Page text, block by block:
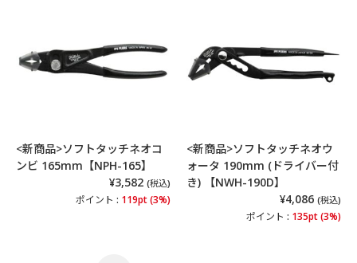
<新商品>ソフトタッチネオコ
ンビ 165mm【NPH-165】
¥3,582 (税込)
ポイント : 119pt (3%)
<新商品>ソフトタッチネオウ
ォータ 190mm (ドライバー付
き) 【NWH-190D】
¥4,086 (税込)
ポイント : 135pt (3%)